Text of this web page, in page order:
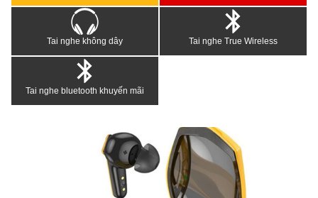
Tai nghe không dây Tai nghe True Wireless
Tai nghe bluetooth khuyến mãi